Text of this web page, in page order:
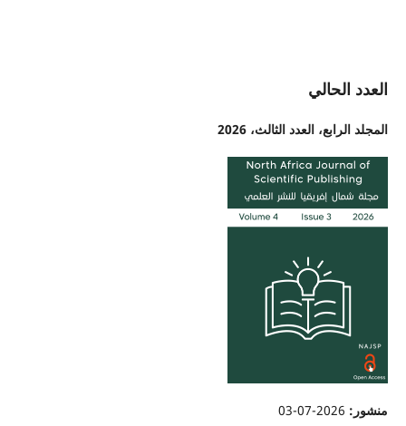
العدد الحالي
المجلد الرابع، العدد الثالث، 2026
منشور: 2026-07-03